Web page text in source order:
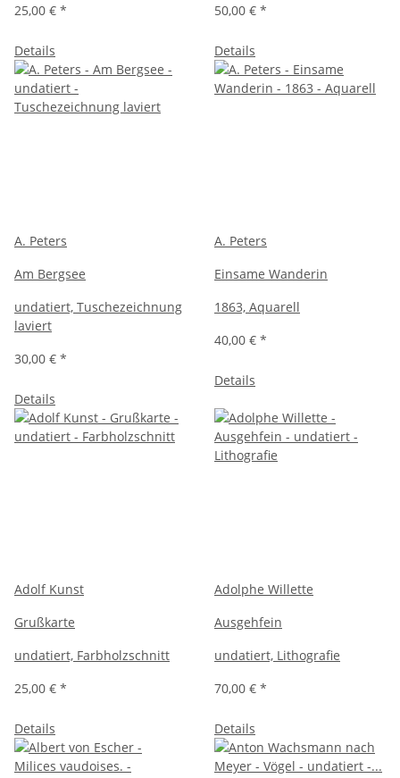
25,00 € *
Details
50,00 € *
Details
A. Peters
Am Bergsee
undatiert, Tuschezeichnung
laviert
30,00 € *
Details
A. Peters
Einsame Wanderin
1863, Aquarell
40,00 € *
Details
Adolf Kunst
Grußkarte
undatiert, Farbholzschnitt
25,00 € *
Details
Adolphe Willette
Ausgehfein
undatiert, Lithografie
70,00 € *
Details